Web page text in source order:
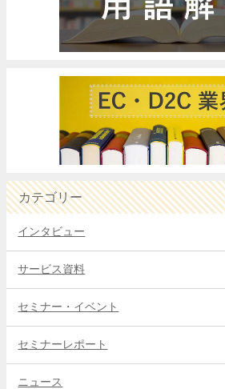
カテゴリー
インタビュー
サービス資料
セミナー・イベント
セミナーレポート
ニュース